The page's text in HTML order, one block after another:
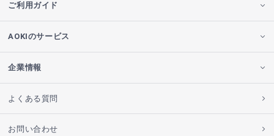
ご利用ガイド
AOKIのサービス
企業情報
よくある質問
お問い合わせ